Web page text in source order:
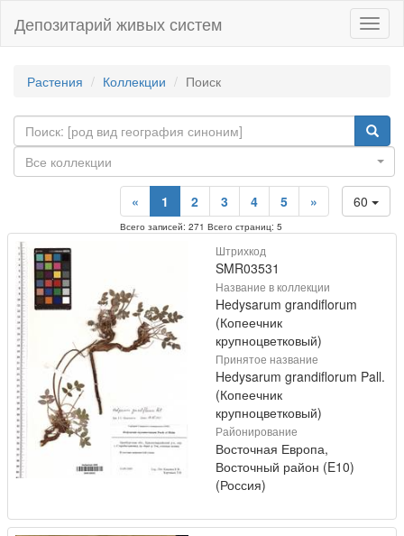
Депозитарий живых систем
Растения Коллекции Поиск
Все коллекции
60
« 1 2 3 4 5 »
Всего записей: 271 Всего страниц: 5
Штрихкод
SMR03531
Название в коллекции
Hedysarum grandiflorum
(Копеечник
крупноцветковый)
Принятое название
Hedysarum grandiflorum Pall.
(Копеечник
крупноцветковый)
Районирование
Восточная Европа,
Восточный район (E10)
(Россия)